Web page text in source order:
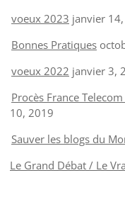
voeux 2023 janvier
Bonnes Pratiques
voeux 2022 janvier 3,
Procès France
10, 2019
Sauver les blogs du
Le Grand Débat / Le